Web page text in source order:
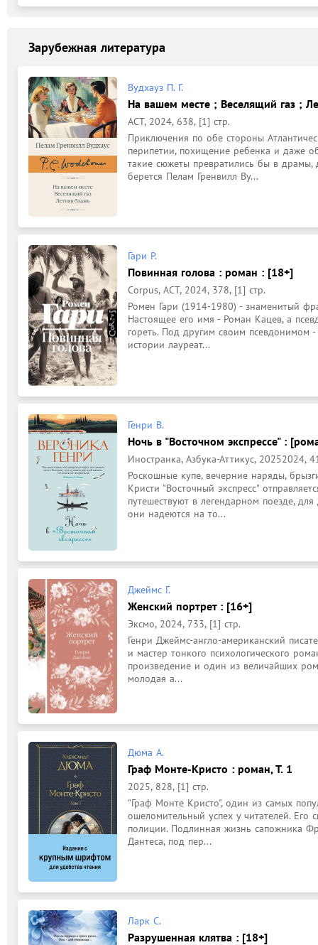
Зарубежная литература
Вудхауз П. Г.
На вашем месте ; Веселящий газ ;
АСТ, 2024, 638, [1] стр.
Приключения по обе стороны
перипетии, похищение ребенка и даже
такие сюжеты превратились бы в драмы,
берется Пелам Гренвилл Ву...
Гари Р.
Повинная голова : роман : [18+]
Corpus, АСТ, 2024, 378, [1] стр.
Ромен Гари (1914-1980) - знаменитый
Настоящее его имя - Роман Кацев, а
гореть. Под другим своим псевдонимом
истории лауреат...
Генри В.
Ночь в "Восточном экспрессе" :
Иностранка, Азбука-Аттикус, 20252024,
Роскошные купе, вечерние наряды,
Кристи "Восточный экспресс"
путешествуют в легендарном поезде,
они надеются на то...
Джеймс Г.
Женский портрет : [16+]
Эксмо, 2024, 733, [1] стр.
Генри Джеймс-англо-американский
и мастер тонкого психологического
произведение и один из величайших
молодая а...
Дюма А.
Граф Монте-Кристо : роман, Т. 1
2025, 828, [1] стр.
"Граф Монте Кристо", один из самых
ошеломительный успех у читателей. Его
полиции. Подлинная жизнь сапожника
Дантеса, под пер...
Ларк С.
Разрушенная клятва : [18+]